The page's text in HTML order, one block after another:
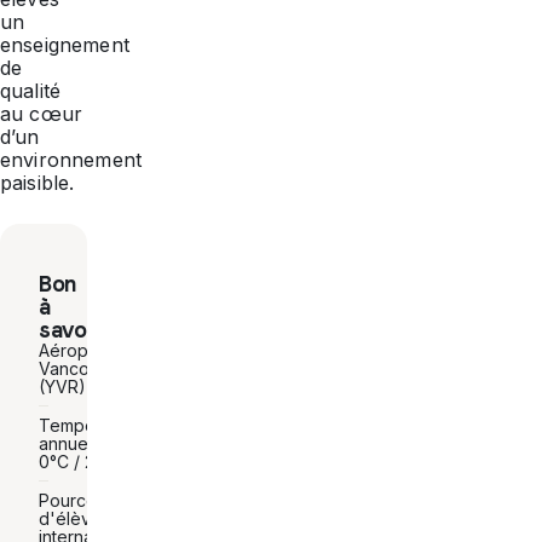
un
enseignement
de
qualité
au cœur
d’un
environnement
paisible.
Bon
à
savoir
Aéroport :
Vancouver
(YVR)
Températures
annuelles :
0°C / 25°C
Pourcentage
d'élèves
internationaux